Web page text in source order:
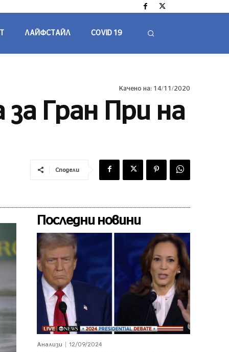
ЛАЙФСТАЙЛ COVID 19
Качено на: 14/11/2020
Гран При на
Сподели
Последни новини
Анализи 12/09/2024